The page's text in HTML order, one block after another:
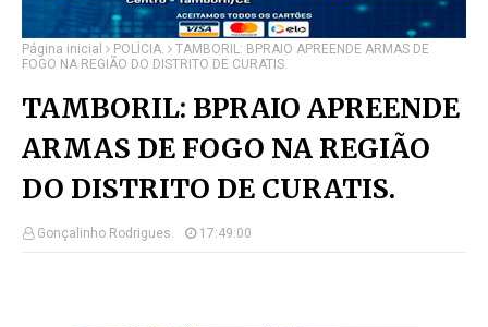
Página inicial POLÍCIA.
TAMBORIL: BPRAIO APREENDE ARMAS DE
FOGO NA REGIÃO DO DISTRITO DE CURATIS.
TAMBORIL: BPRAIO APREENDE
ARMAS DE FOGO NA REGIÃO
DO DISTRITO DE CURATIS.
Gonçalinho Rodrigues. 17:49:00